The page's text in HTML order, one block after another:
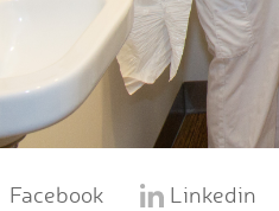
Facebook Linkedin